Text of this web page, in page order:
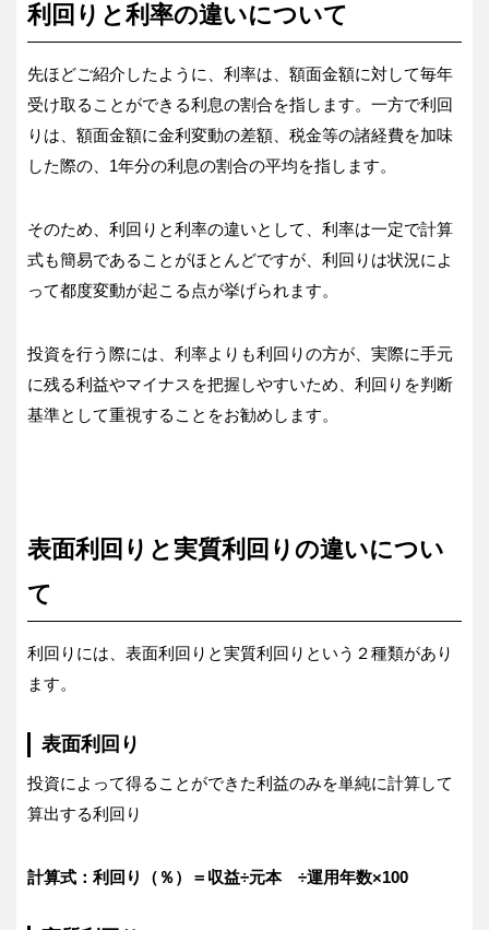
利回りと利率の違いについて
先ほどご紹介したように、利率は、額面金額に対して毎年
受け取ることができる利息の割合を指します。一方で利回
りは、額面金額に金利変動の差額、税金等の諸経費を加味
した際の、1年分の利息の割合の平均を指します。
そのため、利回りと利率の違いとして、利率は一定で計算
式も簡易であることがほとんどですが、利回りは状況によ
って都度変動が起こる点が挙げられます。
投資を行う際には、利率よりも利回りの方が、実際に手元
に残る利益やマイナスを把握しやすいため、利回りを判断
基準として重視することをお勧めします。
表面利回りと実質利回りの違いについ
て
利回りには、表面利回りと実質利回りという２種類があり
ます。
表面利回り
投資によって得ることができた利益のみを単純に計算して
算出する利回り
計算式：利回り（％）＝収益÷元本 ÷運用年数×100